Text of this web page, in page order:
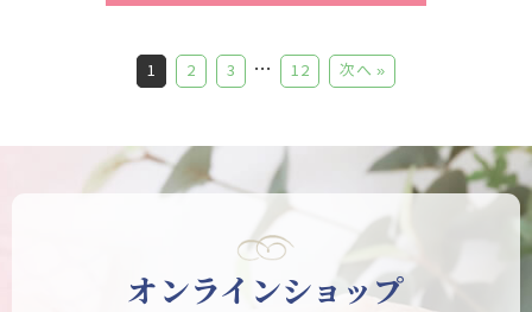
1 2 3 … 12 次へ »
オンラインショップ